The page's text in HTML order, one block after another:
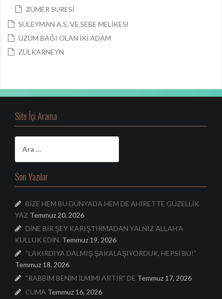
ZÜMER SURESİ
SÜLEYMAN A.S. VE SEBE MELİKESİ
ÜZÜM BAĞI OLAN İKİ ADAM
ZÜLKARNEYN
Site İçi Arama
a
m
a
Son Yazılar
BİZE HEM BU DÜNYADA HEM DE AHİRETTE GÜZELLİK
YAZ Temmuz 20, 2026
DİNE BİR ŞEY KARIŞTIRMADAN YALNIZ ALLAH’A
KULLUK EDİN. Temmuz 19, 2026
“LAKIRDIYA DALMIŞ ŞAKALAŞIYORDUK, HEPSİ BU!”
Temmuz 18, 2026
“RABBİM BENİM İLMİMİ ARTIR” DE Temmuz 17, 2026
CUMA Temmuz 16, 2026